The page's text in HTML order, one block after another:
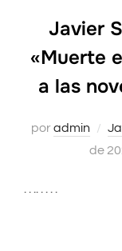
Javier
«Muerte
a las
poradmin
de